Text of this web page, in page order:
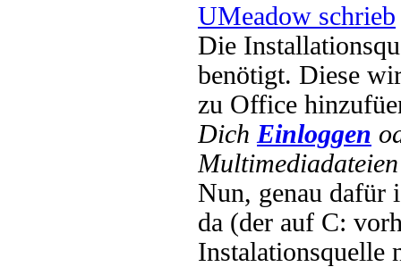
UMeadow schrieb
Die
benötigt. Diese
zu Office
Dich Einloggen
Nun, genau dafür
da (der auf C:
Instalationsquelle